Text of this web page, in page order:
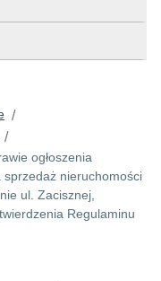
/
/
ogłoszenia
nieruchomości
ul. Zacisznej,
Regulaminu